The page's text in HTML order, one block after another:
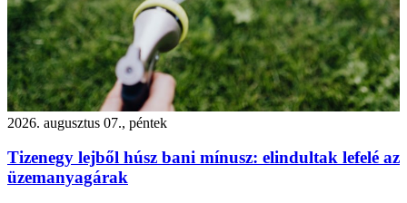
2026. augusztus 07., péntek
Tizenegy lejből húsz bani mínusz: elindultak lefelé az
üzemanyagárak